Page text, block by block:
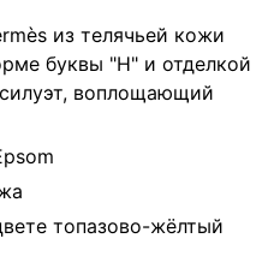
из телячьей кожи
буквы "H" и отделкой
воплощающий
топазово-жёлтый